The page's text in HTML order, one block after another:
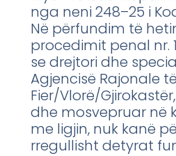
nga neni 248–25 i
Në përfundim të
procedimit penal nr.
se drejtori dhe
Agjencisë Rajonale
Fier/Vlorë/
dhe mosvepruar në
me ligjin, nuk kanë
rregullisht detyrat